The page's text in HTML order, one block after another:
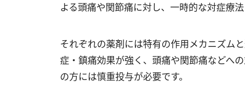
よる頭痛や関節痛に対し、一時的な対症療
それぞれの薬剤には特有の作用メカニズム
症・鎮痛効果が強く、頭痛や関節痛などへ
の方には慎重投与が必要です。